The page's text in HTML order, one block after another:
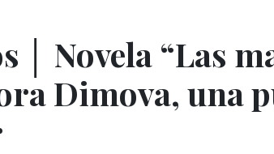
│ Novela “Las
Dimova, una